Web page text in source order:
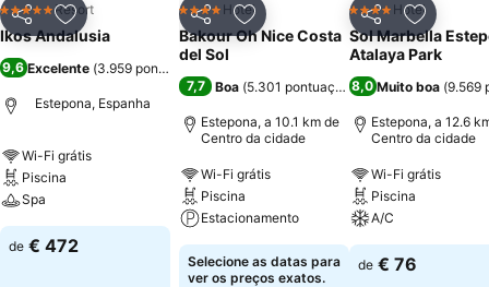
PartilharAdicionar aos favoritos
5 EstrelasResort
Ikos Andalusia
9,6 Excelente (3.959 pontuações
Estepona, Espanha
Wi-Fi grátis
Piscina
Spa
de € 472
PartilharAdicionar aos favoritos
4 EstrelasHotel
Bakour Oh Nice Costa
del Sol
7,7 Boa (5.301 pontuações)
Estepona, a 10.1 km de
Centro da cidade
Wi-Fi grátis
Piscina
Estacionamento
Selecione as datas para
ver os preços exatos.
Partilhar
4 EstrelasHotel
Sol Marbella
Atalaya Park
8,0 Muito boa (9.569
Estepona, a 12.6
Centro da cidade
Wi-Fi grátis
Piscina
A/C
de € 76